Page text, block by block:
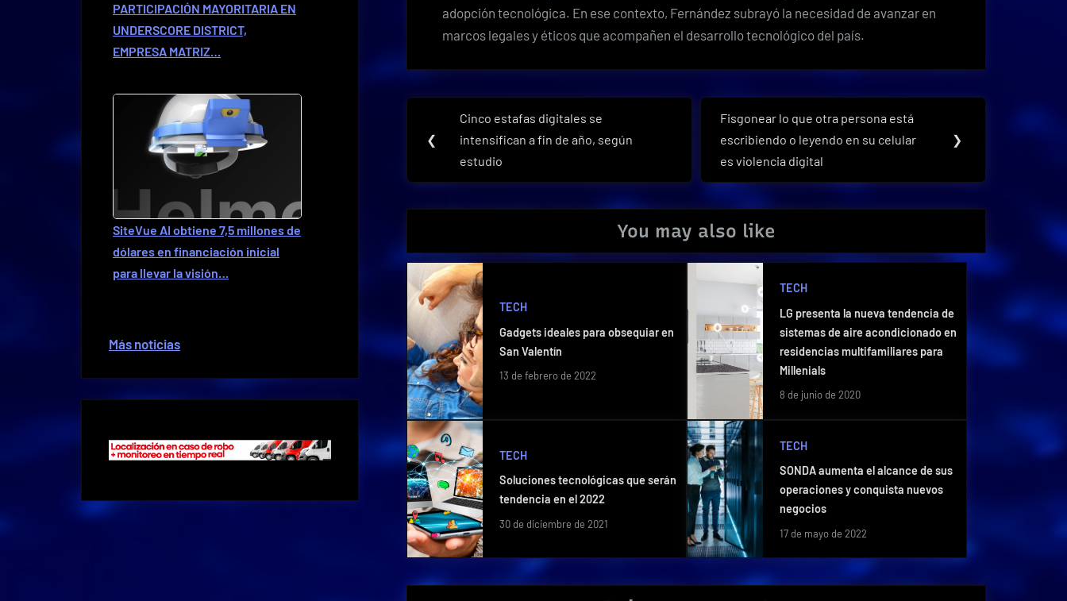
adopción tecnológica. En ese contexto, Fernández subrayó la necesidad de avanzar en
marcos legales y éticos que acompañen el desarrollo tecnológico del país.
Navegación
de
entradas
❮
Previous
Post:
Cinco estafas digitales se
intensifican a fin de año, según
estudio
Next
Post:
Fisgonear lo que otra persona está
escribiendo o leyendo en su celular
es violencia digital
❯
You may also like
TECH
Gadgets ideales para obsequiar en
San Valentín
13 de febrero de 2022
TECH
LG presenta la nueva tendencia de
sistemas de aire acondicionado en
residencias multifamiliares para
Millenials
8 de junio de 2020
TECH
Soluciones tecnológicas que serán
tendencia en el 2022
30 de diciembre de 2021
TECH
SONDA aumenta el alcance de sus
operaciones y conquista nuevos
negocios
17 de mayo de 2022
PARTICIPACIÓN MAYORITARIA EN
UNDERSCORE DISTRICT,
EMPRESA MATRIZ…
SiteVue AI obtiene 7,5 millones de
dólares en financiación inicial
para llevar la visión…
Más noticias